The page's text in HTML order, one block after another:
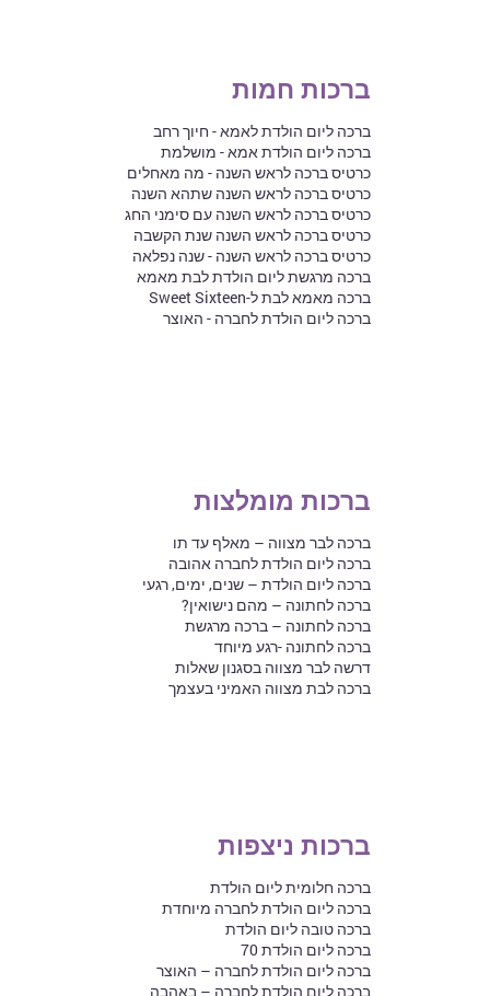
ברכות חמות
ברכה ליום הולדת לאמא - חיוך רחב
ברכה ליום הולדת אמא - מושלמת
כרטיס ברכה לראש השנה - מה מאחלים
כרטיס ברכה לראש השנה שתהא השנה
כרטיס ברכה לראש השנה עם סימני החג
כרטיס ברכה לראש השנה שנת הקשבה
כרטיס ברכה לראש השנה - שנה נפלאה
ברכה מרגשת ליום הולדת לבת מאמא
ברכה מאמא לבת ל-Sweet Sixteen
ברכה ליום הולדת לחברה - האוצר
ברכות מומלצות
ברכה לבר מצווה – מאלף עד תו
ברכה ליום הולדת לחברה אהובה
ברכה ליום הולדת – שנים, ימים, רגעי
ברכה לחתונה – מהם נישואין?
ברכה לחתונה – ברכה מרגשת
ברכה לחתונה -רגע מיוחד
דרשה לבר מצווה בסגנון שאלות
ברכה לבת מצווה האמיני בעצמך
ברכות ניצפות
ברכה חלומית ליום הולדת
ברכה ליום הולדת לחברה מיוחדת
ברכה טובה ליום הולדת
ברכה ליום הולדת 70
ברכה ליום הולדת לחברה – האוצר
ברכה ליום הולדת לחברה – באהבה